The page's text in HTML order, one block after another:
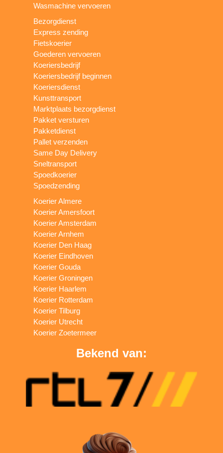
Wasmachine vervoeren
Bezorgdienst
Express zending
Fietskoerier
Goederen vervoeren
Koeriersbedrijf
Koeriersbedrijf beginnen
Koeriersdienst
Kunsttransport
Marktplaats bezorgdienst
Pakket versturen
Pakketdienst
Pallet verzenden
Same Day Delivery
Sneltransport
Spoedkoerier
Spoedzending
Koerier Almere
Koerier Amersfoort
Koerier Amsterdam
Koerier Arnhem
Koerier Den Haag
Koerier Eindhoven
Koerier Gouda
Koerier Groningen
Koerier Haarlem
Koerier Rotterdam
Koerier Tilburg
Koerier Utrecht
Koerier Zoetermeer
Bekend van: